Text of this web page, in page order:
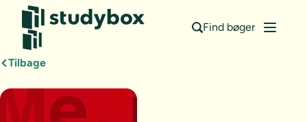
Find bøger
Tilbage